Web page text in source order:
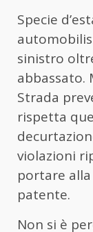
Specie
sinistro
abbassato.
Strada
rispetta
violazioni
portare
patente.
Non si è